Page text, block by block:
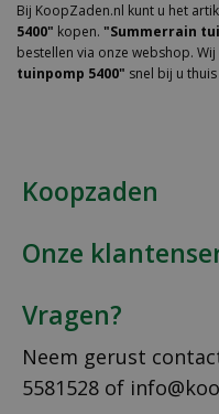
Bij KoopZaden.nl kunt u het
5400" kopen. "Summerrain
bestellen via onze webshop.
tuinpomp 5400" snel bij u
Koopzaden
Onze
Vragen?
Neem gerust
5581528 of